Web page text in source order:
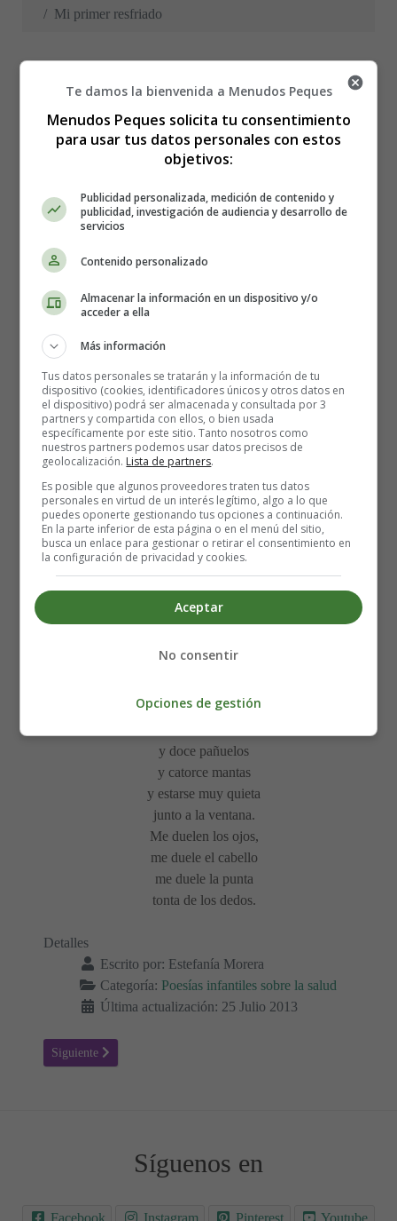
Mi primer resfriado
Mi primer resfriado
Recursos educativos - Poesías
sobre la salud - Poesías otoño
Mi primer resfriado
Me duelen los ojos,
me duele el cabello,
me duele la punta
tonta de los dedos.
Y aquí en la garganta
una hormiga corre
Chaquetas, bufandas,
y doce pañuelos
y catorce mantas
y estarse muy quieta
junto a la ventana.
Me duelen los ojos,
me duele el cabello
me duele la punta
tonta de los dedos.
Detalles
Escrito por: Estefanía Morera
Categoría: Poesías infantiles sobre la salud
Última actualización: 25 Julio 2013
Artículo siguiente: Singulto
Siguiente
Síguenos en
Facebook Instagram Pinterest Youtube
Te damos la bienvenida a Menudos Peques
Menudos Peques solicita tu consentimiento
para usar tus datos personales con estos
objetivos:
Publicidad personalizada, medición de contenido y
publicidad, investigación de audiencia y desarrollo de
servicios
Contenido personalizado
Almacenar la información en un dispositivo y/o
acceder a ella
Más información
Tus datos personales se tratarán y la información de tu
dispositivo (cookies, identificadores únicos y otros datos en
el dispositivo) podrá ser almacenada y consultada por 3
partners y compartida con ellos, o bien usada
específicamente por este sitio. Tanto nosotros como
nuestros partners podemos usar datos precisos de
geolocalización. Lista de partners.
Es posible que algunos proveedores traten tus datos
personales en virtud de un interés legítimo, algo a lo que
puedes oponerte gestionando tus opciones a continuación.
En la parte inferior de esta página o en el menú del sitio,
busca un enlace para gestionar o retirar el consentimiento en
la configuración de privacidad y cookies.
Aceptar
No consentir
Opciones de gestión